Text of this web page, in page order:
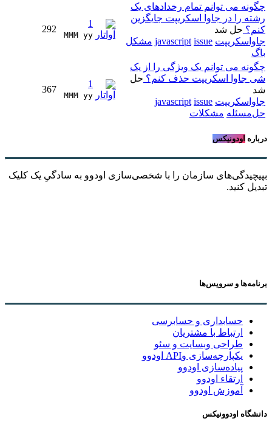
چگونه می توانم تمام رخدادهای یک
رشته را در جاوا اسکریپت جایگزین
کنم؟ حل شد
جاواسکریپت
javascript issue
مشکل
باگ
1
MMM yy
292
چگونه می توانم یک ویژگی را از یک
شی جاوا اسکریپت حذف کنم؟ حل
شد
جاواسکریپت
javascript issue
حل‌مسئله مشکلات
1
MMM yy
367
درباره اودونیکس
بپیچیدگی‌های سازمان را با شخصی‌سازی اودوو به سادگیِ یک کلیک
تبدیل کنید.
برنامه‌ها و سرویس‌ها
حسابداری و حسابرسی
ارتباط با مشتریان
طراحی وبسایت و سئو
یکپارچه‌سازی وAPI اودوو
پیاده‌سازی اودوو
ارتقاء اودوو
آموزش اودوو
دانشگاه اودوونیکس